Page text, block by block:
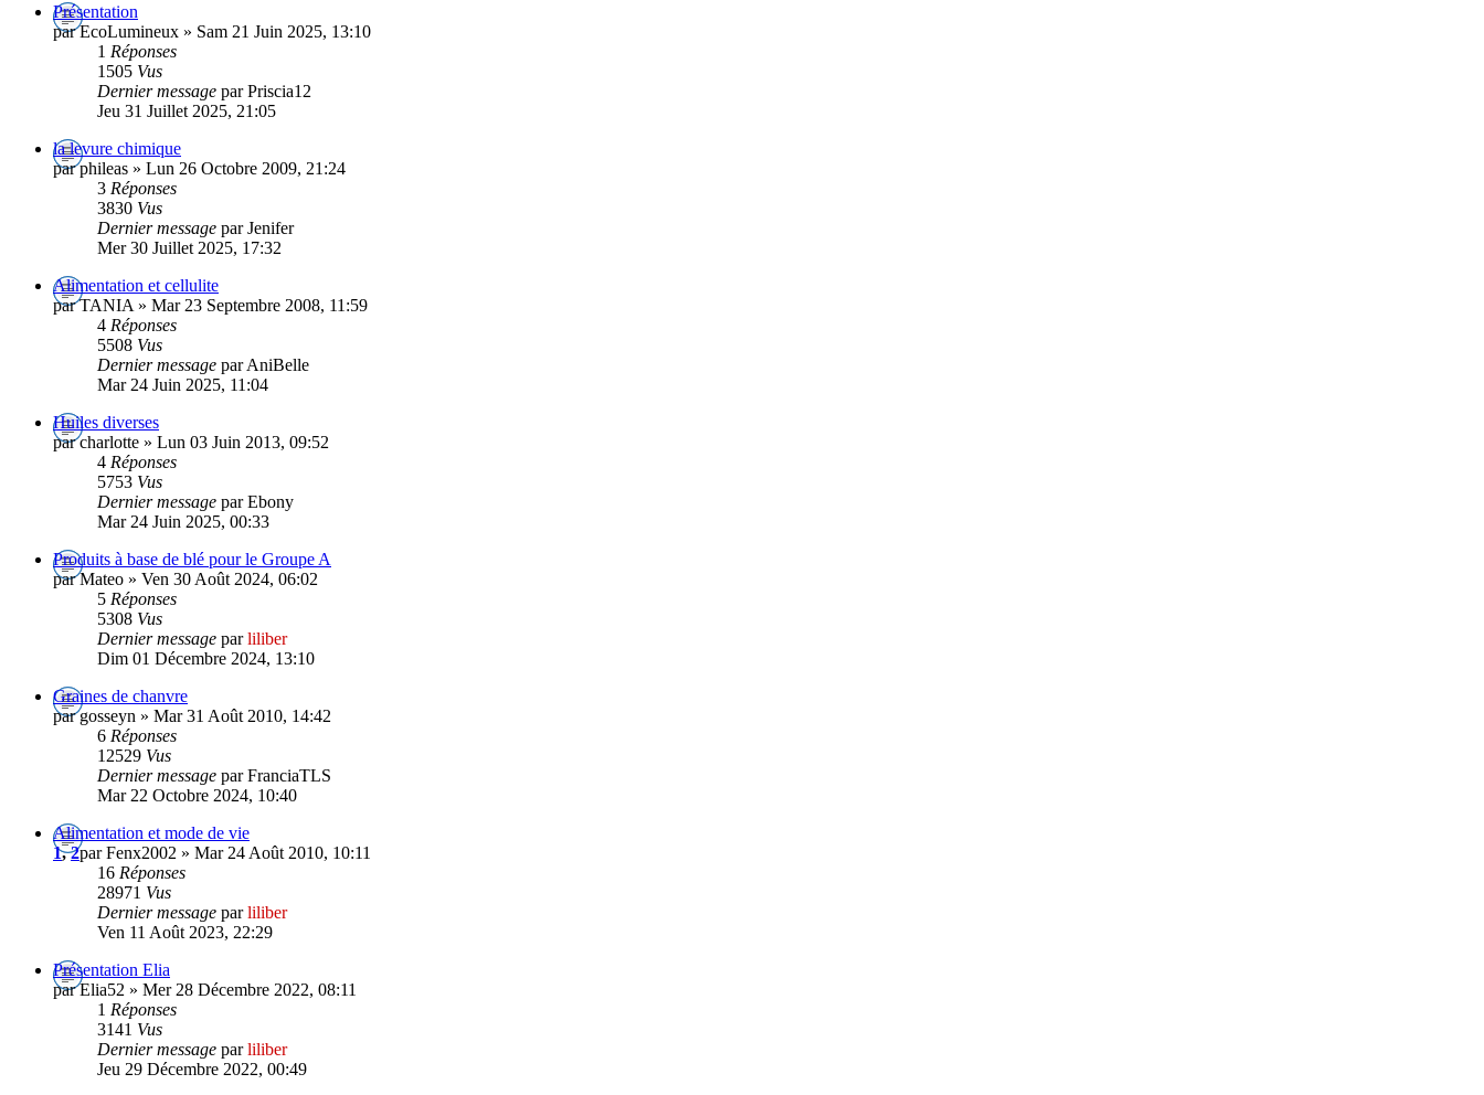
Présentation
par EcoLumineux » Sam 21 Juin 2025, 13:10
1 Réponses
1505 Vus
Dernier message par Priscia12
Jeu 31 Juillet 2025, 21:05
la levure chimique
par phileas » Lun 26 Octobre 2009, 21:24
3 Réponses
3830 Vus
Dernier message par Jenifer
Mer 30 Juillet 2025, 17:32
Alimentation et cellulite
par TANIA » Mar 23 Septembre 2008, 11:59
4 Réponses
5508 Vus
Dernier message par AniBelle
Mar 24 Juin 2025, 11:04
Huiles diverses
par charlotte » Lun 03 Juin 2013, 09:52
4 Réponses
5753 Vus
Dernier message par Ebony
Mar 24 Juin 2025, 00:33
Produits à base de blé pour le Groupe A
par Mateo » Ven 30 Août 2024, 06:02
5 Réponses
5308 Vus
Dernier message parliliber
Dim 01 Décembre 2024, 13:10
Graines de chanvre
par gosseyn » Mar 31 Août 2010, 14:42
6 Réponses
12529 Vus
Dernier message par FranciaTLS
Mar 22 Octobre 2024, 10:40
Alimentation et mode de vie
1,2par Fenx2002 » Mar 24 Août 2010, 10:11
16 Réponses
28971 Vus
Dernier message parliliber
Ven 11 Août 2023, 22:29
Présentation Elia
par Elia52 » Mer 28 Décembre 2022, 08:11
1 Réponses
3141 Vus
Dernier message parliliber
Jeu 29 Décembre 2022, 00:49